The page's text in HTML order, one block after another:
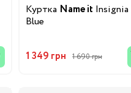
Куртка Name it Insignia
Blue
1 349 грн 1 690 грн